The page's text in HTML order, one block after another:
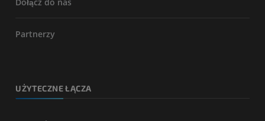
Partnerzy
UŻYTECZNE ŁĄCZA